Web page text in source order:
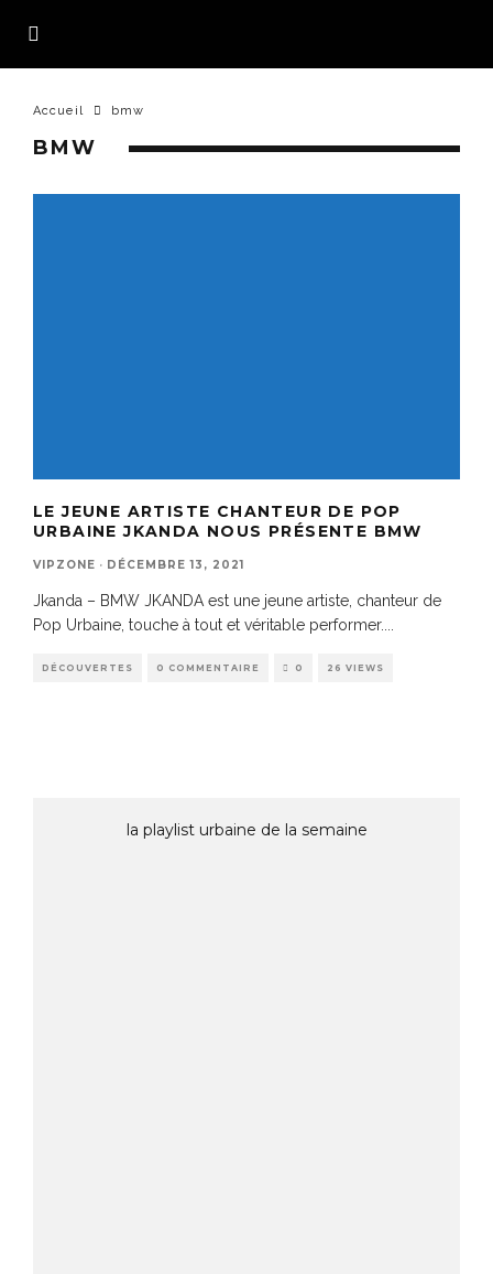
Accueil bmw
BMW
LE JEUNE ARTISTE CHANTEUR DE POP
URBAINE JKANDA NOUS PRÉSENTE BMW
VIPZONE · DÉCEMBRE 13, 2021
Jkanda – BMW JKANDA est une jeune artiste, chanteur de
Pop Urbaine, touche à tout et véritable performer.
DÉCOUVERTES 0 COMMENTAIRE 0 26 VIEWS
la playlist urbaine de la semaine